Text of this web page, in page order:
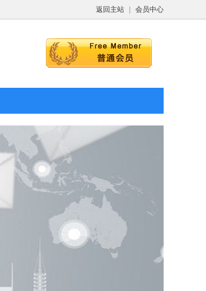
返回主站 会员中心